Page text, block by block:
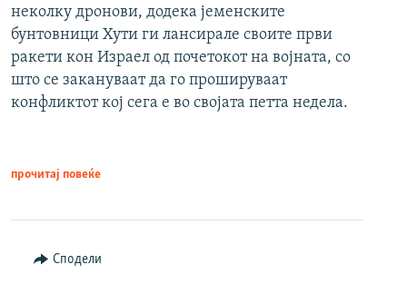
неколку дронови, додека јеменските
бунтовници Хути ги лансирале своите први
ракети кон Израел од почетокот на војната, со
што се закануваат да го прошируваат
конфликтот кој сега е во својата петта недела.
прочитај повеќе
Сподели